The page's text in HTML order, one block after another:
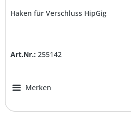
Haken für Verschluss HipGig
Art.Nr.: 255142
Merken